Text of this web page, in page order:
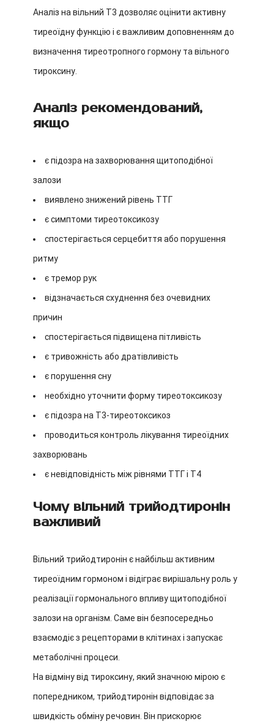
Аналіз на вільний T3 дозволяє оцінити активну
тиреоїдну функцію і є важливим доповненням до
визначення тиреотропного гормону та вільного
тироксину.
Аналіз рекомендований,
якщо
є підозра на захворювання щитоподібної
залози
виявлено знижений рівень ТТГ
є симптоми тиреотоксикозу
спостерігається серцебиття або порушення
ритму
є тремор рук
відзначається схуднення без очевидних
причин
спостерігається підвищена пітливість
є тривожність або дратівливість
є порушення сну
необхідно уточнити форму тиреотоксикозу
є підозра на T3-тиреотоксикоз
проводиться контроль лікування тиреоїдних
захворювань
є невідповідність між рівнями ТТГ і T4
Чому вільний трийодтиронін
важливий
Вільний трийодтиронін є найбільш активним
тиреоїдним гормоном і відіграє вирішальну роль у
реалізації гормонального впливу щитоподібної
залози на організм. Саме він безпосередньо
взаємодіє з рецепторами в клітинах і запускає
метаболічні процеси.
На відміну від тироксину, який значною мірою є
попередником, трийодтиронін відповідає за
швидкість обміну речовин. Він прискорює